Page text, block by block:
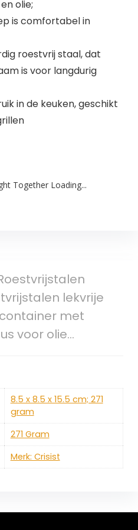
olie;
is comfortabel in
roestvrij staal, dat
is voor langdurig
in de keuken, geschikt
Together Loading...
lekvrije
met
voor olie…
‎8.5 x 8.5 x 15.5 cm; 271
gram
‎271 Gram
Merk: Crisist